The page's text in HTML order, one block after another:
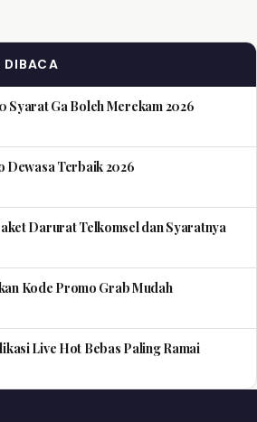
DIBACA
Syarat Ga Boleh Merekam 2026
Dewasa Terbaik 2026
Darurat Telkomsel dan Syaratnya
Kode Promo Grab Mudah
Live Hot Bebas Paling Ramai